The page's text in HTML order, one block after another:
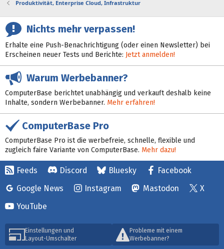
Produktivität, Enterprise Cloud, Infrastruktur
Nichts mehr verpassen!
Erhalte eine Push-Benachrichtigung (oder einen Newsletter) bei
Erscheinen neuer Tests und Berichte: Jetzt anmelden!
Warum Werbebanner?
ComputerBase berichtet unabhängig und verkauft deshalb keine
Inhalte, sondern Werbebanner. Mehr erfahren!
ComputerBase Pro
ComputerBase Pro ist die werbefreie, schnelle, flexible und
zugleich faire Variante von ComputerBase. Mehr dazu!
Feeds Discord Bluesky
Facebook
Google News
Instagram Mastodon
X
YouTube
Einstellungen und
Layout-Umschalter
Probleme mit einem
Werbebanner?